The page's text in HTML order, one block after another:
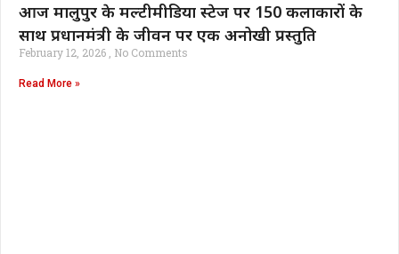
आज मालुपुर के मल्टीमीडिया स्टेज पर 150 कलाकारों के
साथ प्रधानमंत्री के जीवन पर एक अनोखी प्रस्तुति
February 12, 2026 No Comments
Read More »